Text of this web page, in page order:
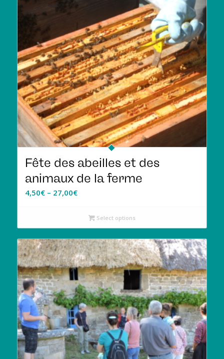
Fête des abeilles et des
animaux de la ferme
4,50€– 27,00€
Select options